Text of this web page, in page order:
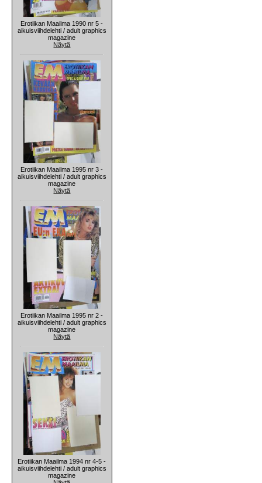
Erotiikan Maailma 1990 nr 5 -
aikuisviihdelehti / adult graphics
magazine
Näytä
Erotiikan Maailma 1995 nr 3 -
aikuisviihdelehti / adult graphics
magazine
Näytä
Erotiikan Maailma 1995 nr 2 -
aikuisviihdelehti / adult graphics
magazine
Näytä
Erotiikan Maailma 1994 nr 4-5 -
aikuisviihdelehti / adult graphics
magazine